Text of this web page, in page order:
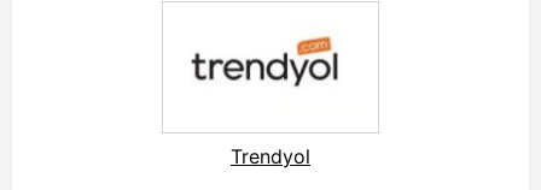
Trendyol